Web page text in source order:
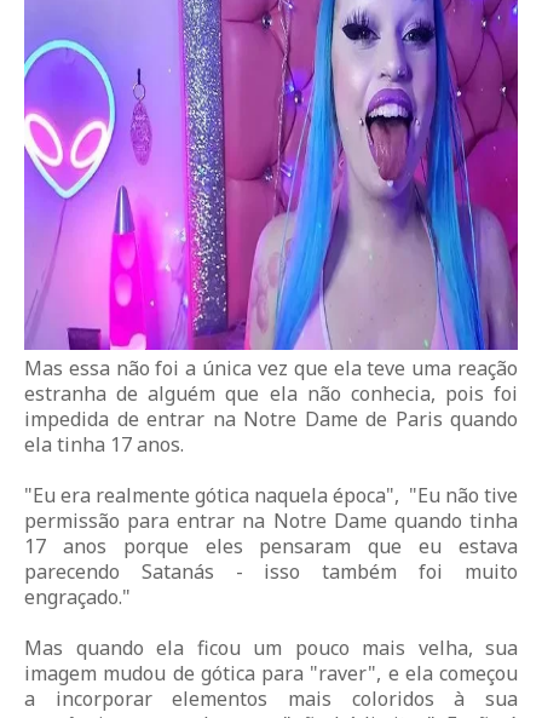
Mas essa não foi a única vez que ela teve uma reação
estranha de alguém que ela não conhecia, pois foi
impedida de entrar na Notre Dame de Paris quando
ela tinha 17 anos.
"Eu era realmente gótica naquela época", "Eu não tive
permissão para entrar na Notre Dame quando tinha
17 anos porque eles pensaram que eu estava
parecendo Satanás - isso também foi muito
engraçado."
Mas quando ela ficou um pouco mais velha, sua
imagem mudou de gótica para "raver", e ela começou
a incorporar elementos mais coloridos à sua